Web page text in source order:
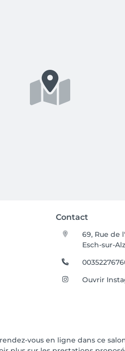
Contact
69, Rue de
Esch-sur-
Ouvrir
vous en ligne dans ce